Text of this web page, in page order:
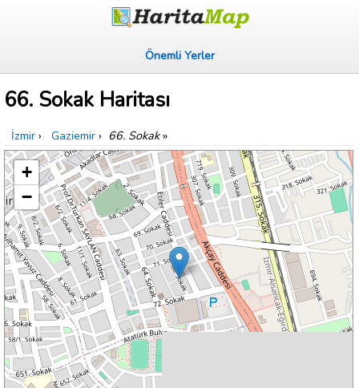
Önemli Yerler
66. Sokak Haritası
İzmir › Gaziemir › 66. Sokak»
+
−